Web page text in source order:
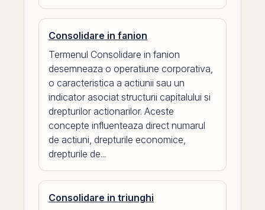
Consolidare in fanion
Termenul Consolidare in fanion
desemneaza o operatiune corporativa,
o caracteristica a actiunii sau un
indicator asociat structurii capitalului si
drepturilor actionarilor. Aceste
concepte influenteaza direct numarul
de actiuni, drepturile economice,
drepturile de...
Consolidare in triunghi